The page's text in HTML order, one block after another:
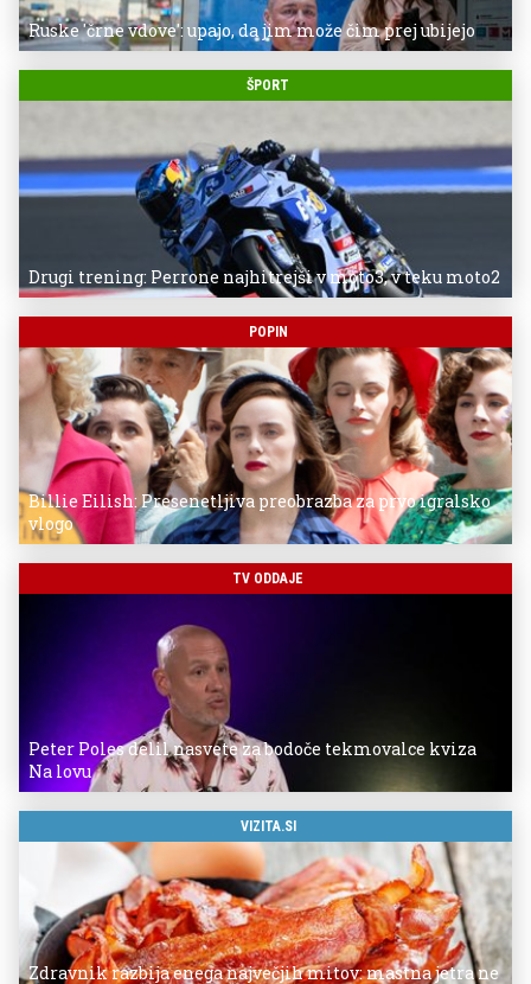
Ruske 'črne vdove': upajo, da jim može čim prej ubijejo
ŠPORT
Drugi trening: Perrone najhitrejši v moto3, v teku moto2
POPIN
Billie Eilish: Presenetljiva preobrazba za prvo igralsko
vlogo
TV ODDAJE
Peter Poles delil nasvete za bodoče tekmovalce kviza
Na lovu
VIZITA.SI
Zdravnik razbija enega največjih mitov: mastna jetra ne